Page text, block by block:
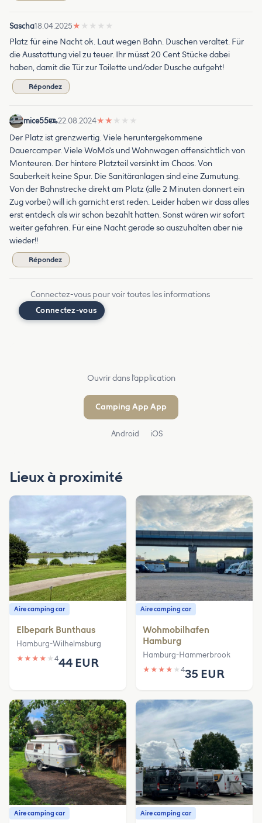
Sascha18.04.2025★ ★ ★ ★ ★
Platz für eine Nacht ok. Laut wegen Bahn. Duschen veraltet. Für
die Ausstattung viel zu teuer. Ihr müsst 20 Cent Stücke dabei
haben, damit die Tür zur Toilette und/oder Dusche aufgeht!
Répondez
mice55 22.08.2024★ ★ ★ ★ ★
Der Platz ist grenzwertig. Viele heruntergekommene
Dauercamper. Viele WoMo's und Wohnwagen offensichtlich von
Monteuren. Der hintere Platzteil versinkt im Chaos. Von
Sauberkeit keine Spur. Die Sanitäranlagen sind eine Zumutung.
Von der Bahnstrecke direkt am Platz (alle 2 Minuten donnert ein
Zug vorbei) will ich garnicht erst reden. Leider haben wir dass alles
erst entdeck als wir schon bezahlt hatten. Sonst wären wir sofort
weiter gefahren. Für eine Nacht gerade so auszuhalten aber nie
wieder!!
Répondez
Connectez-vous pour voir toutes les informations
Connectez-vous
Ouvrir dans l'application
Camping App App
Android iOS
Lieux à proximité
Aire camping car
Elbepark Bunthaus
Hamburg-Wilhelmsburg
★ ★ ★ ★ ★ 444 EUR
Aire camping car
Wohmobilhafen
Hamburg
Hamburg-Hammerbrook
★ ★ ★ ★ ★ 435 EUR
Aire camping car Aire camping car